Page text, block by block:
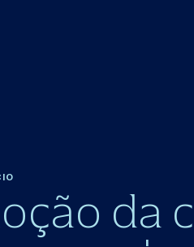
da